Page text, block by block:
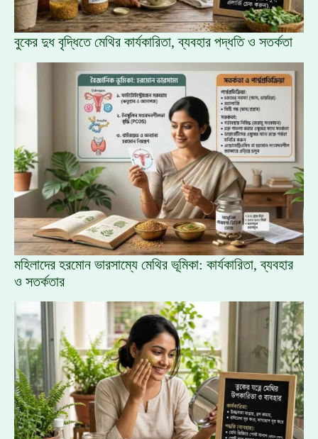
বুকের দুধ বৃদ্ধিতে মেথির কার্যকারিতা, ব্যবহার পদ্ধতি ও সতর্কতা
মহিলাদের হরমোন ভারসাম্যে মেথির ভূমিকা: কার্যকারিতা, ব্যবহার
ও সতর্কতার